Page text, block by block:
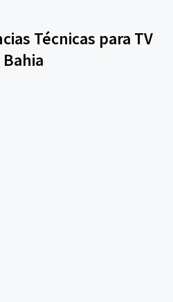
Técnicas para TV